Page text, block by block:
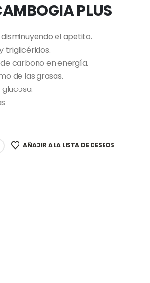
PLUS
el apetito.
triglicéridos.
carbono en energía.
de las grasas.
glucosa.
AÑADIR A LA LISTA DE DESEOS